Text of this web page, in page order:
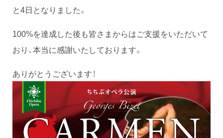
と4日となりました。
100%を達成した後も皆さまからはご支援をいただいて
おり、本当に感謝いたしております。
ありがとうございます！